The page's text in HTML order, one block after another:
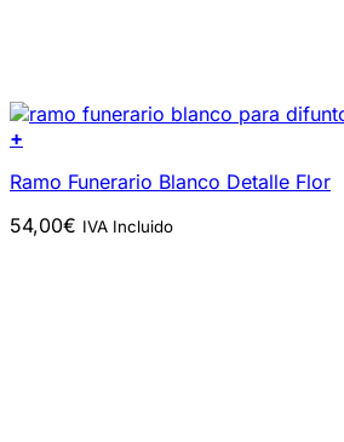
+
Ramo Funerario Blanco Detalle Flor
54,00€ IVA Incluido